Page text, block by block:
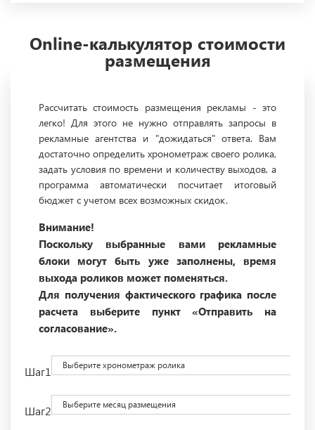
Online-калькулятор стоимости
размещения
Рассчитать стоимость размещения рекламы - это
легко! Для этого не нужно отправлять запросы в
рекламные агентства и "дожидаться" ответа. Вам
достаточно определить хронометраж своего ролика,
задать условия по времени и количеству выходов, а
программа автоматически посчитает итоговый
бюджет с учетом всех возможных скидок.
Внимание!
Поскольку выбранные вами рекламные
блоки могут быть уже заполнены, время
выхода роликов может поменяться.
Для получения фактического графика после
расчета выберите пункт «Отправить на
согласование».
Шаг1 Выберите хронометраж ролика
Шаг2 Выберите месяц размещения